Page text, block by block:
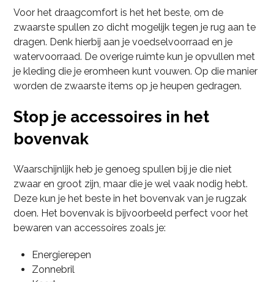
Voor het draagcomfort is het het beste, om de
zwaarste spullen zo dicht mogelijk tegen je rug aan te
dragen. Denk hierbij aan je voedselvoorraad en je
watervoorraad. De overige ruimte kun je opvullen met
je kleding die je eromheen kunt vouwen. Op die manier
worden de zwaarste items op je heupen gedragen.
Stop je accessoires in het
bovenvak
Waarschijnlijk heb je genoeg spullen bij je die niet
zwaar en groot zijn, maar die je wel vaak nodig hebt.
Deze kun je het beste in het bovenvak van je rugzak
doen. Het bovenvak is bijvoorbeeld perfect voor het
bewaren van accessoires zoals je:
Energierepen
Zonnebril